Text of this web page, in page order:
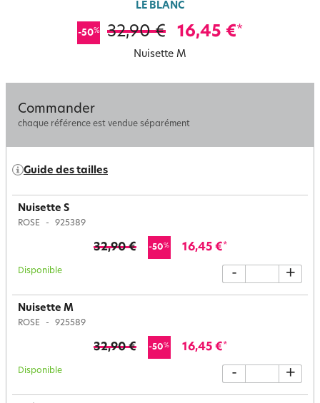
LE BLANC
-50% 32,90 € 16,45 €*
Nuisette M
Commander
chaque référence est vendue séparément
Guide des tailles
Nuisette S
ROSE 925389
32,90 € -50% 16,45 €*
Disponible - +
Nuisette M
ROSE 925589
32,90 € -50% 16,45 €*
Disponible - +